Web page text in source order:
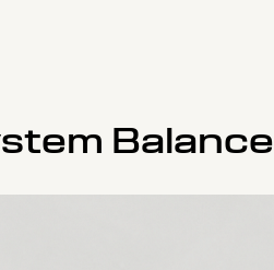
Balance